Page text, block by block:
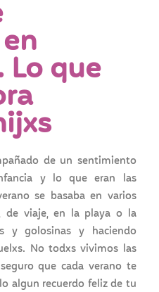
Lo que
de un sentimiento
y lo que eran las
se basaba en varios
, de viaje, en la playa o la
y golosinas y haciendo
No todxs vivimos las
que cada verano te
algun recuerdo feliz de tu